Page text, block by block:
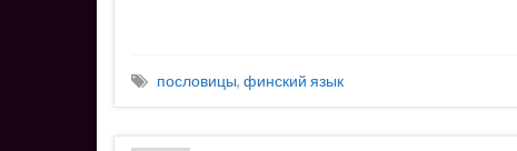
пословицы, финский язык